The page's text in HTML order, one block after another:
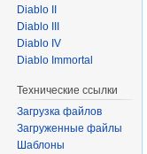
Diablo II
Diablo III
Diablo IV
Diablo Immortal
Технические ссылки
Загрузка файлов
Загруженные файлы
Шаблоны